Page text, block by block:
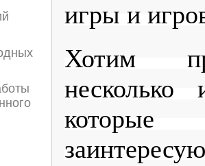
игры и
Хотим
несколько
которые